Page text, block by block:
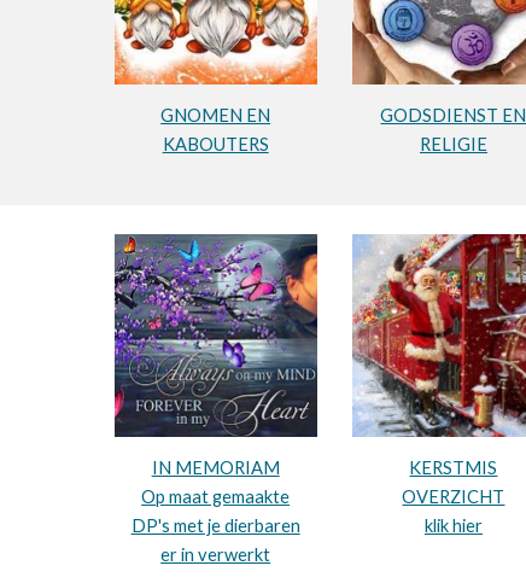
GNOMEN EN
KABOUTERS
GODSDIENST EN
RELIGIE
IN MEMORIAM
Op maat gemaakte
DP's met je dierbaren
er in verwerkt
KERSTMIS
OVERZICHT
klik hier